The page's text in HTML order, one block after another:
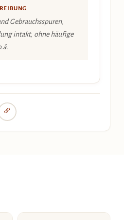
Gebrauchsspuren,
intakt, ohne häufige